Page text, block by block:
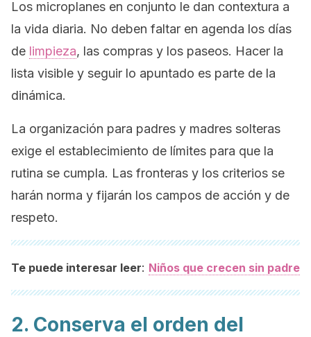
Los microplanes en conjunto le dan contextura a
la vida diaria. No deben faltar en agenda los días
de limpieza, las compras y los paseos. Hacer la
lista visible y seguir lo apuntado es parte de la
dinámica.
La organización para padres y madres solteras
exige el establecimiento de límites para que la
rutina se cumpla. Las fronteras y los criterios se
harán norma y fijarán los campos de acción y de
respeto.
Te puede interesar leer: Niños que crecen sin padre
2. Conserva el orden del